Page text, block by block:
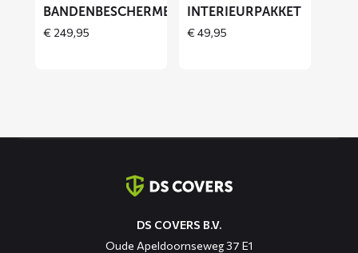
BANDENBESCHERMERS
€ 249,95
INTERIEURPAKKET
€49,95
DS COVERS B.V.
Oude Apeldoornseweg 37 E1